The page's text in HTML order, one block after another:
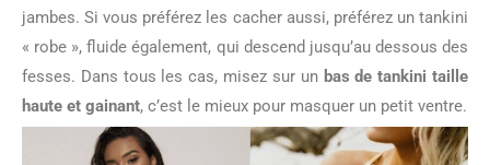
jambes. Si vous préférez les cacher aussi, préférez un tankini
« robe », fluide également, qui descend jusqu’au dessous des
fesses. Dans tous les cas, misez sur un bas de tankini taille
haute et gainant, c’est le mieux pour masquer un petit ventre.